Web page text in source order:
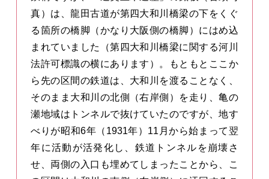
真）は、龍田古道が第四大和川橋梁の下をくぐ
る箇所の橋脚（かなり大阪側の橋脚）にはめ込
まれていました（第四大和川橋梁に関する河川
法許可標識の横にあります）。もともとここか
ら先の区間の鉄道は、大和川を渡ることなく、
そのまま大和川の北側（右岸側）を走り、亀の
瀬地域はトンネルで抜けていたのですが、地す
べりが昭和6年（1931年）11月から始まって翌
年に活動が活発化し、鉄道トンネルを崩壊さ
せ、両側の入口も埋めてしまったことから、こ